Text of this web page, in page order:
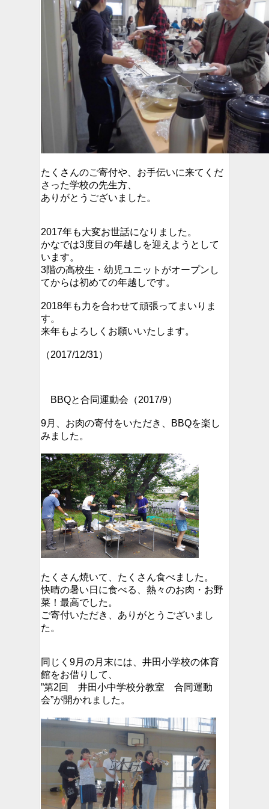
たくさんのご寄付や、お手伝いに来てくだ
さった学校の先生方、
ありがとうございました。
2017年も大変お世話になりました。
かなでは3度目の年越しを迎えようとして
います。
3階の高校生・幼児ユニットがオープンし
てからは初めての年越しです。
2018年も力を合わせて頑張ってまいりま
す。
来年もよろしくお願いいたします。
（2017/12/31）
BBQと合同運動会（2017/9）
9月、お肉の寄付をいただき、BBQを楽し
みました。
たくさん焼いて、たくさん食べました。
快晴の暑い日に食べる、熱々のお肉・お野
菜！最高でした。
ご寄付いただき、ありがとうございまし
た。
同じく9月の月末には、井田小学校の体育
館をお借りして、
”第2回 井田小中学校分教室 合同運動
会”が開かれました。